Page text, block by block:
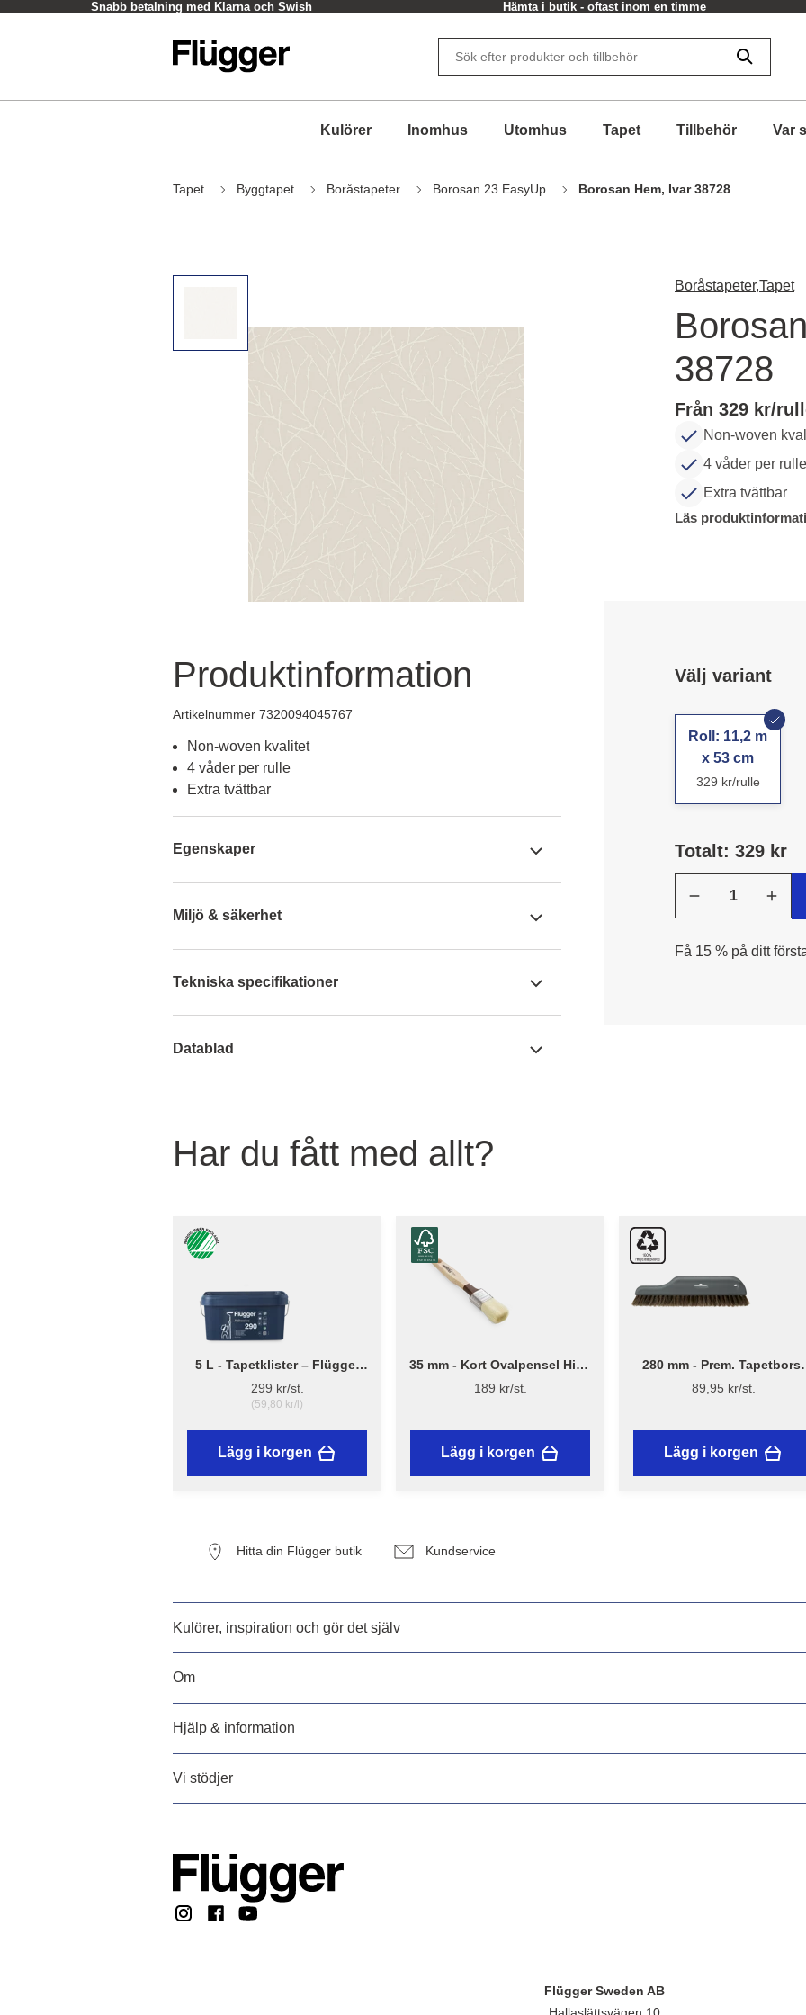
Snabb betalning med Klarna och Swish Hämta i butik - oftast inom en timme
Kulörer Inomhus Utomhus Tapet Tillbehör Var
Tapet Byggtapet Boråstapeter Borosan 23 EasyUp Borosan Hem, Ivar 38728
Produktinformation
Artikelnummer 7320094045767
Non-woven kvalitet
4 våder per rulle
Extra tvättbar
Egenskaper
Miljö & säkerhet
Tekniska specifikationer
Datablad
Boråstapeter,Tapet
38728
Från 329 kr/
Non-woven
4 våder per rulle
Extra tvättbar
Läs
Välj variant
Roll: 11,2 m
x 53 cm
329 kr/rulle
Totalt: 329 kr
Få 15 % på ditt
Har du fått med allt?
5 L - Tapetklister – Flügger
Adhesive 290
299 kr/st.
(59,80 kr/l)
Lägg i korgen
35 mm - Kort Ovalpensel High
Finish 1179 - Flügger
189 kr/st.
Lägg i korgen
280 mm - Prem. Tapetborst
3540
89,95 kr/st.
Lägg i korgen
Hitta din Flügger butik Kundservice
Kulörer, inspiration och gör det själv
Om
Hjälp & information
Vi stödjer
Flügger Sweden AB
Hallaslättsvägen 10